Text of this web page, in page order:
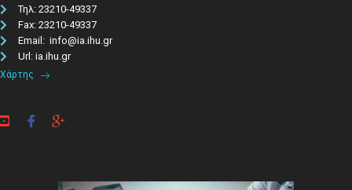
Τηλ: 23210-49337​
Fax: 23210-49337
Email: info@ia.ihu.gr
Url: ia.ihu.gr
Χάρτης